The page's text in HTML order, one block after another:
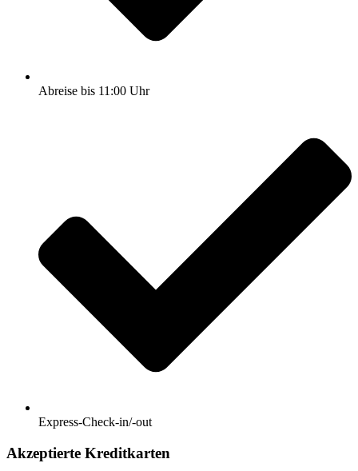
Abreise bis 11:00 Uhr
Express-Check-in/-out
Akzeptierte Kreditkarten